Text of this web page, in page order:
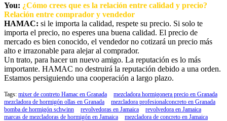
You: ¿Cómo crees que es la relación entre calidad y precio?
Relación entre comprador y vendedor
HAMAC: si le importa la calidad, respete su precio. Si solo te
importa el precio, no esperes una buena calidad. El precio de
mercado es bien conocido, el vendedor no cotizará un precio más
alto e irrazonable para alejar al comprador.
Un trato, para hacer un nuevo amigo. La reputación es lo más
importante. HAMAC no destruirá la reputación debido a una orden.
Estamos persiguiendo una cooperación a largo plazo.
Tags: mixer de contreto Hamac en Granada
mezcladora hormigonera precio en Granada
mezcladora de hormigón ollas en Granada
mezcladora profesionalconcreto en Granada
bomba de hormigón schwinn
revolvedoras en Jamaica
revolvedora en Jamaica
marcas de mezcladoras de hormigón en Jamaica
mezcladora de concreto en Jamaica